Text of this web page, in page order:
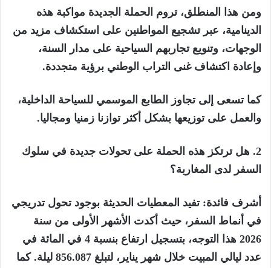
ومن هذا المنطلق، تروم الحملة الجديدة مواكبة هذه
الدينامية، عبر تشجيع المواطنين على استكشاف مزيد من
الوجهات، وتنويع تجاربهم السياحية على مدار السنة،
وإعادة اكتشاف غنى التراب الوطني برؤية متجددة.
كما تسعى إلى تجاوز الطابع الموسمي للسياحة الداخلية،
والعمل على توزيعها بشكل أكثر توازنا زمنيا ومجاليا.
2. هل ترتكز هذه الحملة على تحولات جديدة في سلوك
السفر لدى المغاربة؟
أشرف فائدة: تفيد المعطيات الحديثة بوجود تحول تدريجي
في أنماط السفر، حيث أكدت الأشهر الأولى من سنة
2026 هذا التوجه، بتسجيل ارتفاع بنسبة 4 في المائة في
عدد ليالي المبيت خلال شهر يناير، لتبلغ 856.087 ليلة. كما